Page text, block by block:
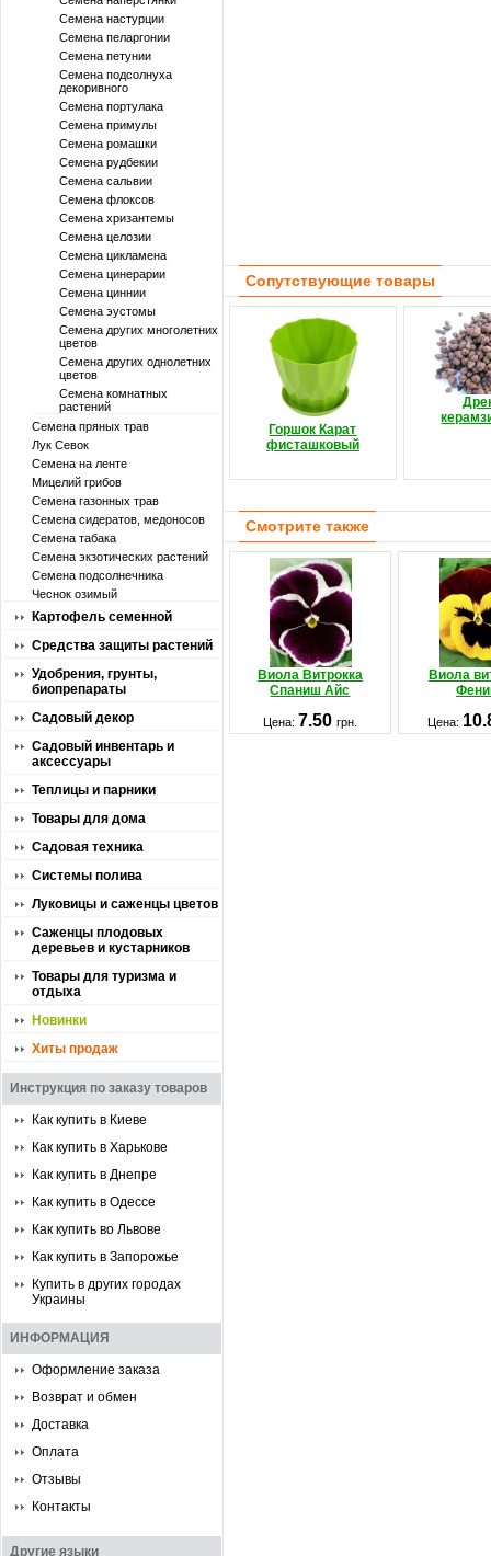
Семена настурции
Семена пеларгонии
Семена петунии
Семена подсолнуха
декоривного
Семена портулака
Семена примулы
Семена ромашки
Семена рудбекии
Семена сальвии
Семена флоксов
Семена хризантемы
Семена целозии
Семена цикламена
Семена цинерарии
Семена циннии
Семена эустомы
Семена других многолетних
цветов
Семена других однолетних
цветов
Семена комнатных
растений
Семена пряных трав
Лук Севок
Семена на ленте
Мицелий грибов
Семена газонных трав
Семена сидератов, медоносов
Семена табака
Семена экзотических растений
Семена подсолнечника
Чеснок озимый
Картофель семенной
Средства защиты растений
Удобрения, грунты,
биопрепараты
Садовый декор
Садовый инвентарь и
аксессуары
Теплицы и парники
Товары для дома
Садовая техника
Системы полива
Луковицы и саженцы цветов
Саженцы плодовых
деревьев и кустарников
Товары для туризма и
отдыха
Новинки
Хиты продаж
Инструкция по заказу товаров
Как купить в Киеве
Как купить в Харькове
Как купить в Днепре
Как купить в Одессе
Как купить во Львове
Как купить в Запорожье
Купить в других городах
Украины
ИНФОРМАЦИЯ
Оформление заказа
Возврат и обмен
Доставка
Оплата
Отзывы
Контакты
Другие языки
Сопутствующие товары
Горшок Карат
фисташковый
Смотрите также
Виола Витрокка
Спаниш Айс
Виола
Цена: 7.50 грн. Цена: